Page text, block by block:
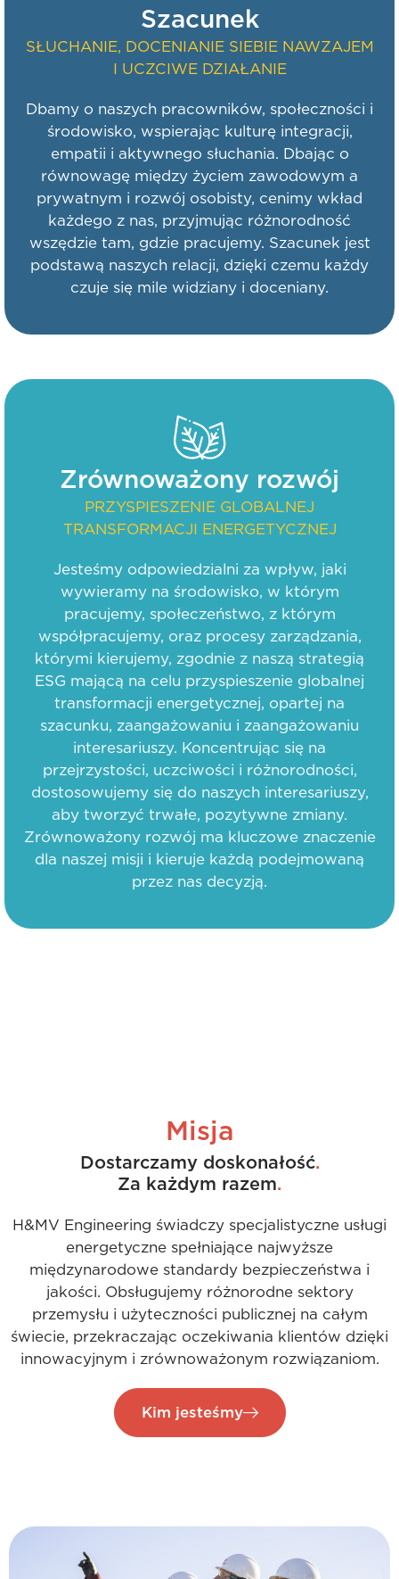
Szacunek
SŁUCHANIE, DOCENIANIE SIEBIE NAWZAJEM
I UCZCIWE DZIAŁANIE
Dbamy o naszych pracowników, społeczności i
środowisko, wspierając kulturę integracji,
empatii i aktywnego słuchania. Dbając o
równowagę między życiem zawodowym a
prywatnym i rozwój osobisty, cenimy wkład
każdego z nas, przyjmując różnorodność
wszędzie tam, gdzie pracujemy. Szacunek jest
podstawą naszych relacji, dzięki czemu każdy
czuje się mile widziany i doceniany.
Zrównoważony rozwój
PRZYSPIESZENIE GLOBALNEJ
TRANSFORMACJI ENERGETYCZNEJ
Jesteśmy odpowiedzialni za wpływ, jaki
wywieramy na środowisko, w którym
pracujemy, społeczeństwo, z którym
współpracujemy, oraz procesy zarządzania,
którymi kierujemy, zgodnie z naszą strategią
ESG mającą na celu przyspieszenie globalnej
transformacji energetycznej, opartej na
szacunku, zaangażowaniu i zaangażowaniu
interesariuszy. Koncentrując się na
przejrzystości, uczciwości i różnorodności,
dostosowujemy się do naszych interesariuszy,
aby tworzyć trwałe, pozytywne zmiany.
Zrównoważony rozwój ma kluczowe znaczenie
dla naszej misji i kieruje każdą podejmowaną
przez nas decyzją.
Misja
Dostarczamy doskonałość.
Za każdym razem.
H&MV Engineering świadczy specjalistyczne usługi
energetyczne spełniające najwyższe
międzynarodowe standardy bezpieczeństwa i
jakości. Obsługujemy różnorodne sektory
przemysłu i użyteczności publicznej na całym
świecie, przekraczając oczekiwania klientów dzięki
innowacyjnym i zrównoważonym rozwiązaniom.
Kim jesteśmy